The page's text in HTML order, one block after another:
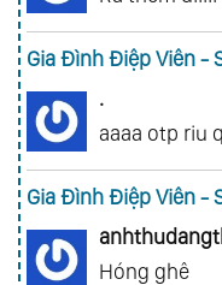
Gia Đình Điệp Viên -
.
aaaa otp riu
Gia Đình Điệp Viên -
Hóng ghê